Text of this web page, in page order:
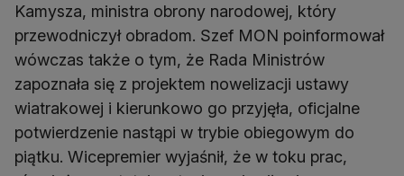
Kamysza, ministra obrony narodowej, który
przewodniczył obradom. Szef MON poinformował
wówczas także o tym, że Rada Ministrów
zapoznała się z projektem nowelizacji ustawy
wiatrakowej i kierunkowo go przyjęła, oficjalne
potwierdzenie nastąpi w trybie obiegowym do
piątku. Wicepremier wyjaśnił, że w toku prac,